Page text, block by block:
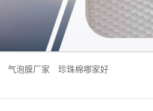
气泡膜厂家 珍珠棉哪家好